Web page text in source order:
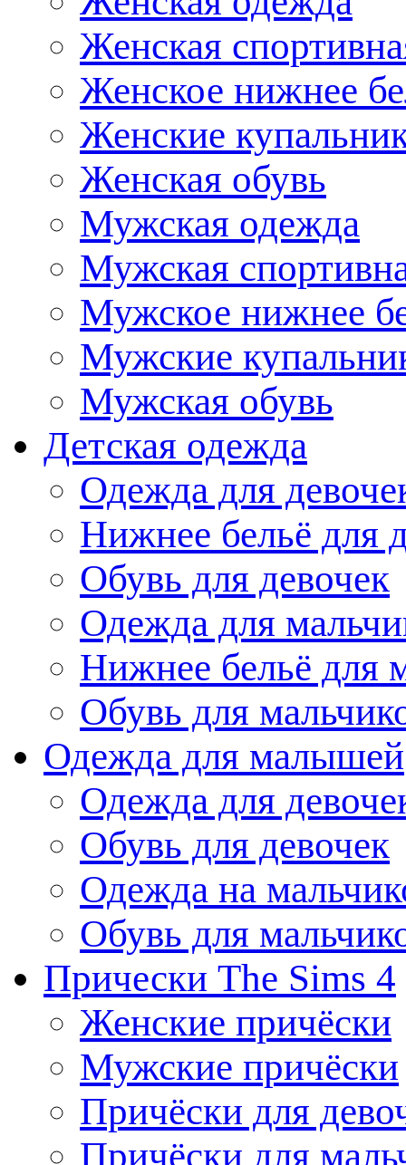
Женская
Женское нижнее
Женские
Женская обувь
Мужская одежда
Мужская
Мужское нижнее
Мужские
Мужская обувь
Детская одежда
Одежда для
Нижнее бельё для
Обувь для девочек
Одежда для
Нижнее бельё для
Обувь для
Одежда для малышей
Одежда для
Обувь для девочек
Одежда на
Обувь для
Прически The Sims 4
Женские причёски
Мужские причёски
Причёски для
Причёски для